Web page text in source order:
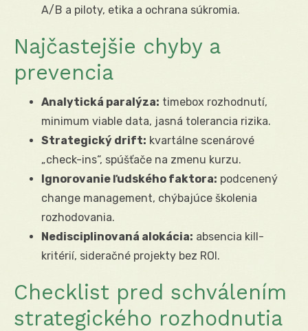
A/B a piloty, etika a ochrana súkromia.
Najčastejšie chyby a
prevencia
Analytická paralýza: timebox rozhodnutí,
minimum viable data, jasná tolerancia rizika.
Strategický drift: kvartálne scenárové
„check-ins“, spúšťače na zmenu kurzu.
Ignorovanie ľudského faktora: podcenený
change management, chýbajúce školenia
rozhodovania.
Nedisciplinovaná alokácia: absencia kill-
kritérií, sideračné projekty bez ROI.
Checklist pred schválením
strategického rozhodnutia